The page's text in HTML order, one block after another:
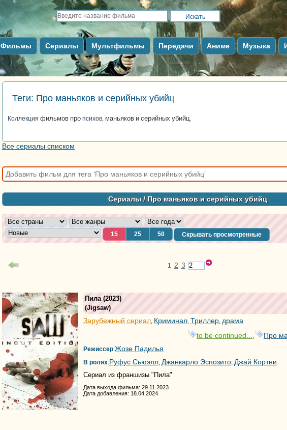
Фильмы Сериалы Мультфильмы Передачи Аниме Музыка
Теги: Про маньяков и серийных убийц
Коллекция фильмов про психов, маньяков и серийных убийц.
Все сериалы списком
Сериалы/ Про маньяков и серийных убийц
15 25 50 Скрывать просмотренные
1 2 3
Пила(2023)
(Jigsaw)
Зарубежный сериал, Криминал, Триллер, драма
to be continued...
Про
Режиссер:Жозе Падилья
В ролях:Руфус Сьюэлл, Джанкарло Эспозито, Джай Кортни
Сериал из франшизы "Пила"
Дата выхода фильма: 29.11.2023
Дата добавления: 18.04.2024